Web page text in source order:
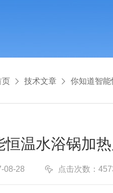
页 技术文章 你知道智能
温水浴锅加热
08-28 点击次数：